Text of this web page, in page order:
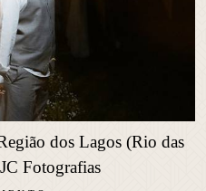
dos Lagos (Rio das
Fotografias